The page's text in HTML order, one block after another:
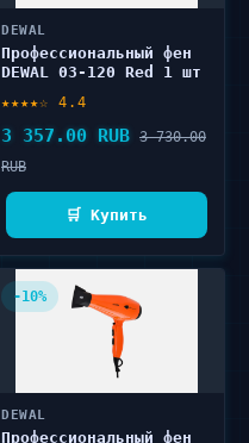
DEWAL
Профессиональный фен
DEWAL 03-120 Red 1 шт
★★★★☆ 4.4
3 357.00 RUB 3 730.00
RUB
🛒 Купить
-10%
DEWAL
Профессиональный фен